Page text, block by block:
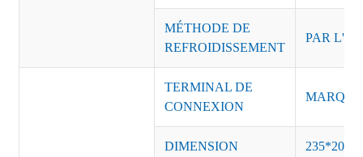
MÉTHODE DE
REFROIDISSEMENT
PAR
TERMINAL DE
CONNEXION
DIMENSION